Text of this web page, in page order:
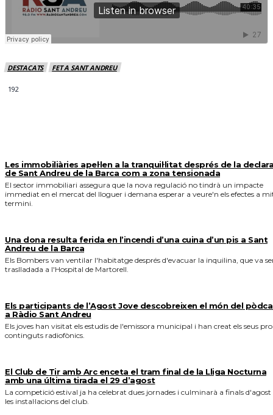
DESTACATS FET A SANT ANDREU
192
Les immobiliàries apel·len a la tranquil·litat després de la
de Sant Andreu de la Barca com a zona tensionada
El sector immobiliari assegura que la nova regulació no tindrà un impacte
immediat en el mercat del lloguer i demana esperar a veure'n els efectes a
termini.
Una dona resulta ferida en l’incendi d’una cuina d’un pis a Sant
Andreu de la Barca
Els Bombers van ventilar l'habitatge després d'evacuar la inquilina, que va
traslladada a l'Hospital de Martorell.
Els participants de l’Agost Jove descobreixen el món del
a Ràdio Sant Andreu
Els joves han visitat els estudis de l'emissora municipal i han creat els seus
continguts radiofònics.
El Club de Tir amb Arc enceta el tram final de la Lliga Nocturna
amb una última tirada el 29 d’agost
La competició estival ja ha celebrat dues jornades i culminarà a finals d'agost
les instal·lacions del club.